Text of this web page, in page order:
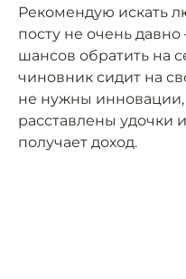
Рекомендую искать
посту не очень
шансов обратить на
чиновник сидит на
не нужны инновации,
расставлены удочки
получает доход.